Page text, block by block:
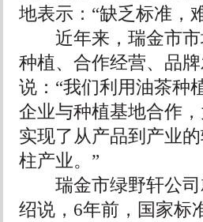
地表示：“缺乏标准，
近年来，瑞金市市
种植、合作经营、品
说：“我们利用油茶种
企业与种植基地合作
实现了从产品到产业
柱产业。”
瑞金市绿野轩公司
绍说，6年前，国家标